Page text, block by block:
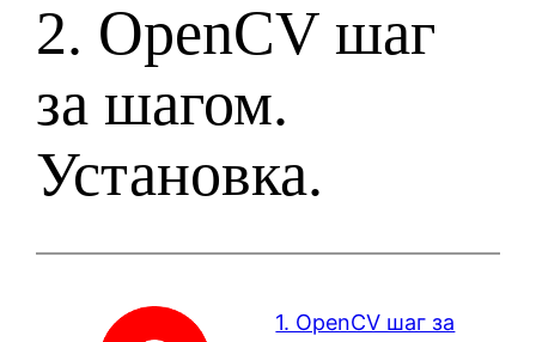
2. OpenCV шаг
за шагом.
Установка.
1. OpenCV шаг за